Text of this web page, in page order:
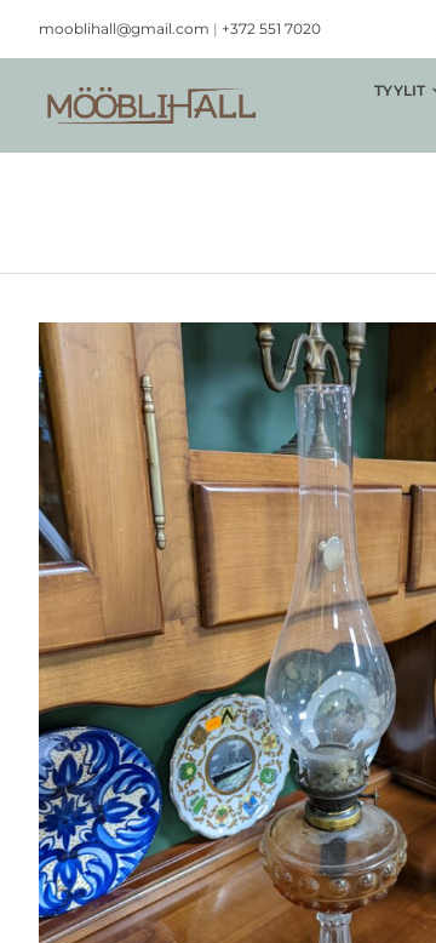
content
mooblihall@gmail.com | +372 551 7020
TYYLIT